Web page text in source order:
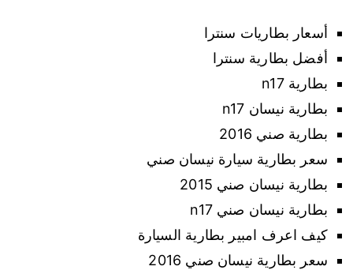
أسعار بطاريات سنترا
أفضل بطارية سنترا
بطارية n17
بطارية نيسان n17
بطارية صني 2016
سعر بطارية سيارة نيسان صني
بطارية نيسان صني 2015
بطارية نيسان صني n17
كيف اعرف امبير بطارية السيارة
سعر بطارية نيسان صني 2016